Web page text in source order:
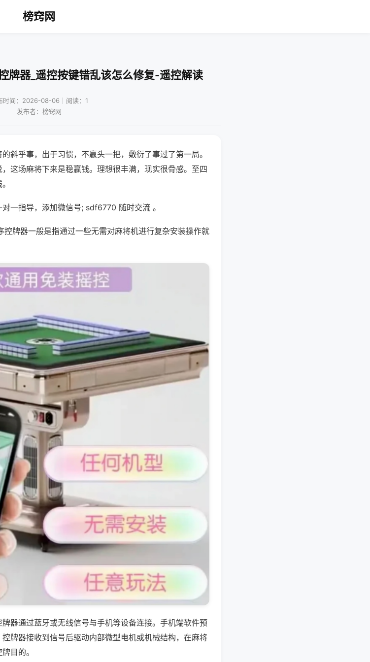
榜窍网
牌器_遥控按键错乱该怎么修复-遥控解读
时间：2026-08-06｜阅读：1
发布者：榜窍网
斜乎事，出于习惯，不赢头一把，敷衍了事过了第一局。
这场麻将下来是稳赢钱。理想很丰满，现实很骨感。至四
一指导，添加微信号; sdf6770 随时交流 。
牌器一般是指通过一些无需对麻将机进行复杂安装操作就
器通过蓝牙或无线信号与手机等设备连接。手机端软件预
牌器接收到信号后驱动内部微型电机或机械结构，在麻将
目的。